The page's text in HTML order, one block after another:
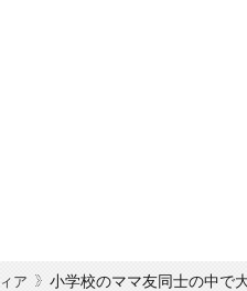
ア 小学校のママ友同士の中で